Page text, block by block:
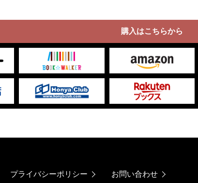
購入はこちらから
プライバシーポリシー お問い合わせ